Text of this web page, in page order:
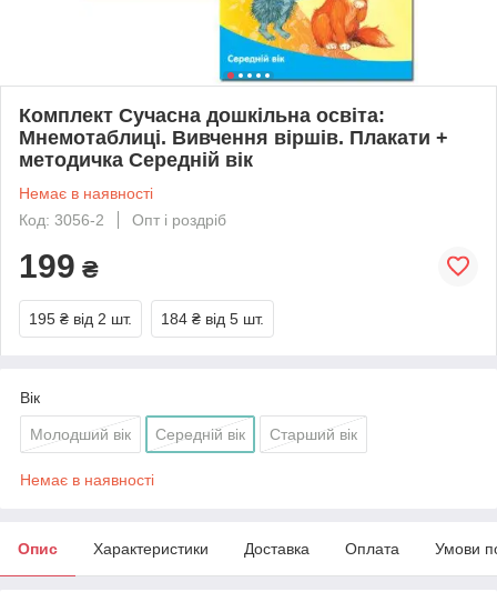
Комплект Сучасна дошкільна освіта:
Мнемотаблиці. Вивчення віршів. Плакати +
методичка Середній вік
Немає в наявності
Код: 3056-2
Опт і роздріб
199 ₴
195 ₴ від 2 шт. 184 ₴ від 5 шт.
Вік
Молодший вік Середній вік Старший вік
Немає в наявності
Опис Характеристики Доставка Оплата Умови